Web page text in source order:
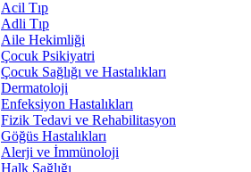
Acil Tıp
Adli Tıp
Aile Hekimliği
Çocuk Psikiyatri
Çocuk Sağlığı ve Hastalıkları
Dermatoloji
Enfeksiyon Hastalıkları
Fizik Tedavi ve Rehabilitasyon
Göğüs Hastalıkları
Alerji ve İmmünoloji
Halk Sağlığı